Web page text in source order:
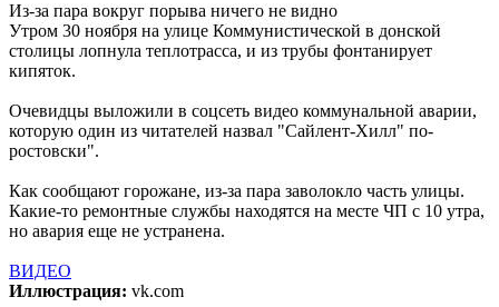
Из-за пара вокруг порыва ничего не видно
Утром 30 ноября на улице Коммунистической в донской
столицы лопнула теплотрасса, и из трубы фонтанирует
кипяток.
Очевидцы выложили в соцсеть видео коммунальной аварии,
которую один из читателей назвал "Сайлент-Хилл" по-
ростовски".
Как сообщают горожане, из-за пара заволокло часть улицы.
Какие-то ремонтные службы находятся на месте ЧП с 10 утра,
но авария еще не устранена.
ВИДЕО
Иллюстрация: vk.com